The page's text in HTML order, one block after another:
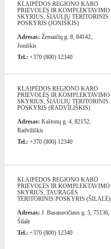
KLAIPĖDOS REGIONO KARO
PRIEVOLĖS IR KOMPLEKTAVIMO
SKYRIUS, ŠIAULIŲ TERITORINIS
POSKYRIS (JONIŠKIS)
Adresas: Žemaičių g. 8, 84142,
Joniškis
Tel.: +370 (800) 12340
KLAIPĖDOS REGIONO KARO
PRIEVOLĖS IR KOMPLEKTAVIMO
SKYRIUS, ŠIAULIŲ TERITORINIS
POSKYRIS (RADVILIŠKIS)
Adresas: Kaštonų g. 4, 82152,
Radviliškis
Tel.: +370 (800) 12340
KLAIPĖDOS REGIONO KARO
PRIEVOLĖS IR KOMPLEKTAVIMO
SKYRIUS, TAURAGĖS
TERITORINIS POSKYRIS (ŠILALĖ)
Adresas: J. Basanavičiaus g. 5, 75136,
Šilalė
Tel.: +370 (800) 12340